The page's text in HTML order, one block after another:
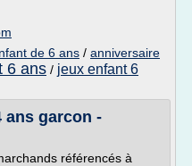
de 6 ans / anniversaire
6 ans / jeux enfant 6
ans garcon -
référencés à